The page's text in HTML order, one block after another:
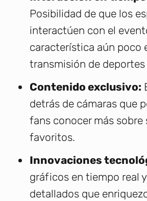
Posibilidad de que los
interactúen con el
característica aún poco
transmisión de
Contenido exclusivo:
detrás de cámaras que
fans conocer más sobre
favoritos.
Innovaciones
gráficos en tiempo real
detallados que